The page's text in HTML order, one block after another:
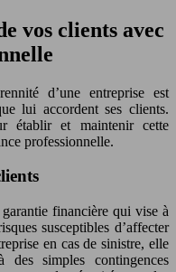
vos clients avec
d’une entreprise est
lui accordent ses clients.
établir et maintenir cette
professionnelle.
financière qui vise à
susceptibles d’affecter
en cas de sinistre, elle
simples contingences